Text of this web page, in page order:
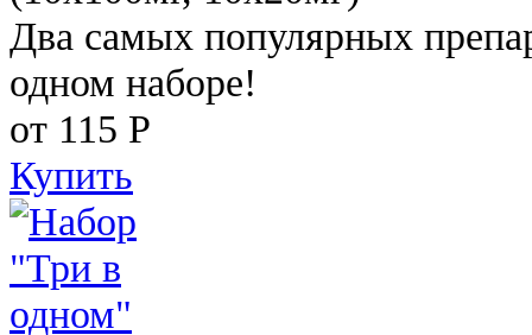
Два самых популярных
одном наборе!
от 115 Р
Купить